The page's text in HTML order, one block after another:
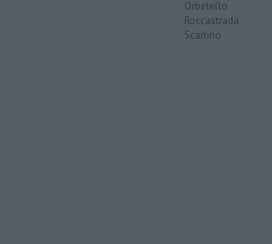
Orbetello
Roccastrada
Scarlino